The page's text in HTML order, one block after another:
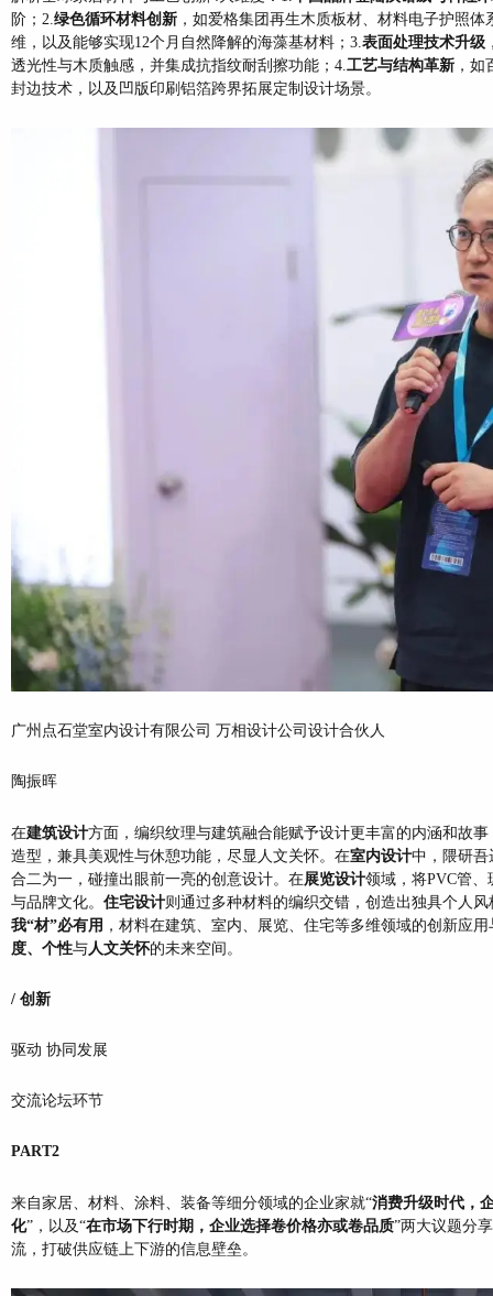
阶；2. 绿色循环材料创新 ，如爱格集团再生木质板材、材料电子护照
维，以及能够实现12个月自然降解的海藻基材料；3. 表面处理技术升级
透光性与木质触感，并集成抗指纹耐刮擦功能；4. 工艺与结构革新 ，
封边技术，以及凹版印刷铝箔跨界拓展定制设计场景。
广州点石堂室内设计有限公司 万相设计公司设计合伙人
陶振晖
在建筑设计方面，编织纹理与建筑融合能赋予设计更丰富的内涵和故
造型，兼具美观性与休憩功能，尽显人文关怀。在室内设计中，隈研吾
合二为一，碰撞出眼前一亮的创意设计。在展览设计领域，将PVC管
与品牌文化。 住宅设计则通过多种材料的编织交错，创造出独具个人
我“材”必有用 ，材料在建筑、室内、展览、住宅等多维领域的创新应
度、个性与 人文关怀的未来空间。
/ 创新
驱动 协同发展
交流论坛环节
PART2
来自家居、材料、涂料、装备等细分领域的企业家就“消费升级时代，
化”，以及“在市场下行时期，企业选择卷价格亦或卷品质”两大议题分
流，打破供应链上下游的信息壁垒。